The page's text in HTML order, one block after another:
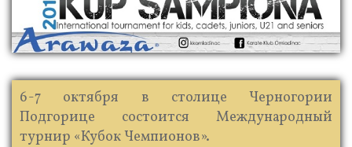
6-7 октября в столице Черногории
Подгорице состоится Международный
турнир «Кубок Чемпионов».